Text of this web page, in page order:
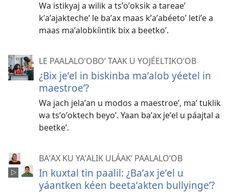
Wa istikyaj a wilik a tsʼoʼoksik a tareaeʼ
kʼaʼajaktecheʼ le baʼax maas kʼaʼabéetoʼ letiʼe a
maas maʼalobkíintik bix a beetkoʼ.
LE PAALALOʼOBOʼ TAAK U YOJÉELTIKOʼOB
¿Bix jeʼel in biskinba maʼalob yéetel in
maestroeʼ?
Wa jach jelaʼan u modos a maestroeʼ, maʼ tuklik
wa tsʼoʼoktech beyoʼ. Yaan baʼax jeʼel u páajtal a
beetkeʼ.
BAʼAX KU YAʼALIK ULÁAKʼ PAALALOʼOB
In kuxtal tin paalil: ¿Baʼax jeʼel u
yáantken kéen beetaʼakten bullyingeʼ?